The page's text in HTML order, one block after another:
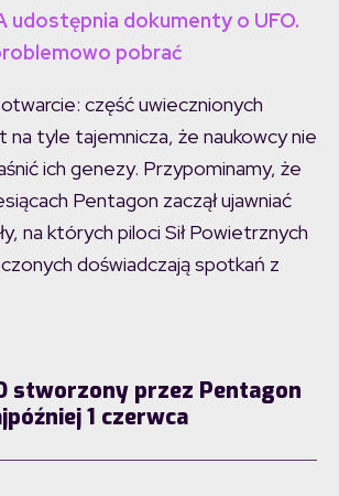
udostępnia dokumenty o UFO.
pobrać
część uwiecznionych
tyle tajemnicza, że naukowcy nie
ich genezy. Przypominamy, że
Pentagon zaczął ujawniać
na których piloci Sił Powietrznych
doświadczają spotkań z
stworzony przez Pentagon
1 czerwca